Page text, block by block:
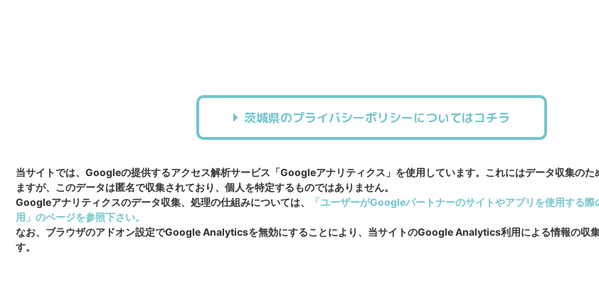
茨城県のプライバシーポリシーについてはコチラ
当サイトでは、Googleの提供するアクセス解析サービス「Googleアナリティクス」を使用しています。これにはデータ収集の
ますが、このデータは匿名で収集されており、個人を特定するものではありません。
Googleアナリティクスのデータ収集、処理の仕組みについては、
「ユーザーがGoogleパートナーのサイトやアプリを使用する
用」のページを参照下さい。
なお、ブラウザのアドオン設定でGoogle Analyticsを無効にすることにより、当サイトのGoogle Analytics利用による情報の収
す。